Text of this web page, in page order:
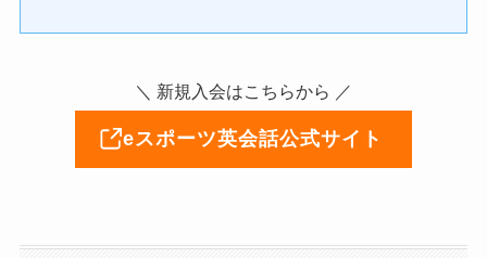
＼ 新規入会はこちらから ／
eスポーツ英会話公式サイト